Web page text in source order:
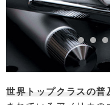
世界トップクラスの普